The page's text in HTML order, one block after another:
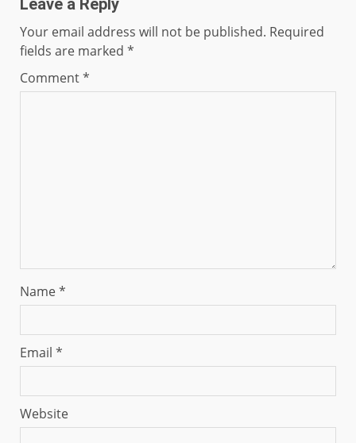
Leave a Reply
Your email address will not be published. Required
fields are marked *
Comment*
Name*
Email *
Website